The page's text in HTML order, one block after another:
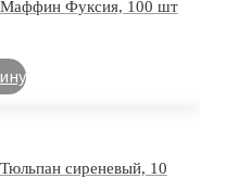
Фуксия, 100 шт
сиреневый, 10